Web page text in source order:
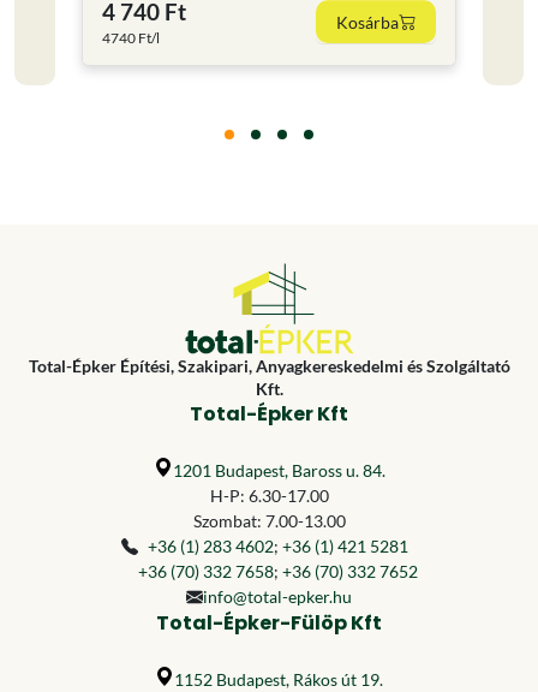
4 740 Ft
4740 Ft/l
Kosárba
Total-Épker Építési, Szakipari, Anyagkereskedelmi és Szolgáltató
Kft.
Total-Épker Kft
1201 Budapest, Baross u. 84.
H-P: 6.30-17.00
Szombat: 7.00-13.00
+36 (1) 283 4602; +36 (1) 421 5281
+36 (70) 332 7658; +36 (70) 332 7652
info@total-epker.hu
Total-Épker-Fülöp Kft
1152 Budapest, Rákos út 19.